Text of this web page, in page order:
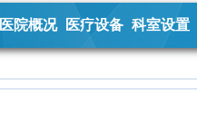
医院概况 医疗设备 科室设置